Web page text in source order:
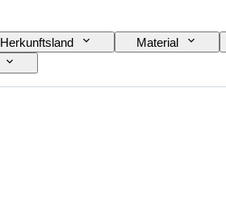
Herkunftsland Material